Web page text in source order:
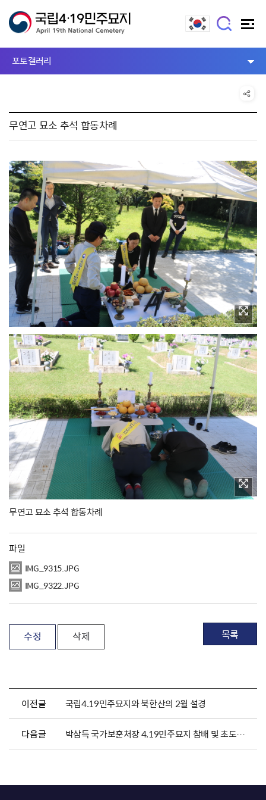
포토갤러리
무연고 묘소 추석 합동차례
무연고 묘소 추석 합동차례
파일
IMG_9315.JPG
IMG_9322.JPG
수정 삭제 목록
이전글 국립4.19민주묘지와 북한산의 2월 설경
다음글 박삼득 국가보훈처장 4.19민주묘지 참배 및 초도순시